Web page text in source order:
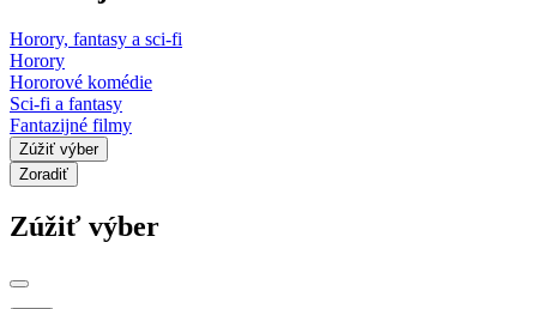
Horory, fantasy a sci-fi
Horory
Hororové komédie
Sci-fi a fantasy
Fantazijné filmy
Zúžiť výber
Zoradiť
Zúžiť výber